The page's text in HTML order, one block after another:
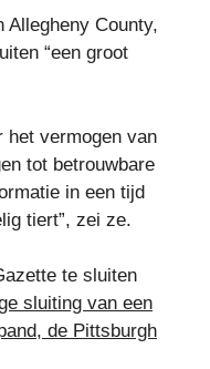
Allegheny County,
“een groot
het vermogen van
tot betrouwbare
in een tijd
tiert”, zei ze.
te sluiten
sluiting van een
de Pittsburgh